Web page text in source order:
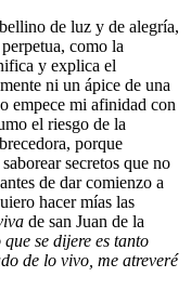
de luz y de alegría,
como la
y explica el
ni un ápice de una
empece mi afinidad con
el riesgo de la
porque
secretos que no
de dar comienzo a
hacer mías las
de san Juan de la
se dijere es tanto
de lo vivo, me atreveré